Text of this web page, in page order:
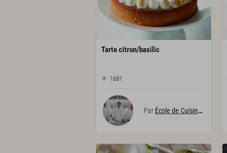
Tartecitron/basilic
1681
Par École de Cuisine Alain Ducasse